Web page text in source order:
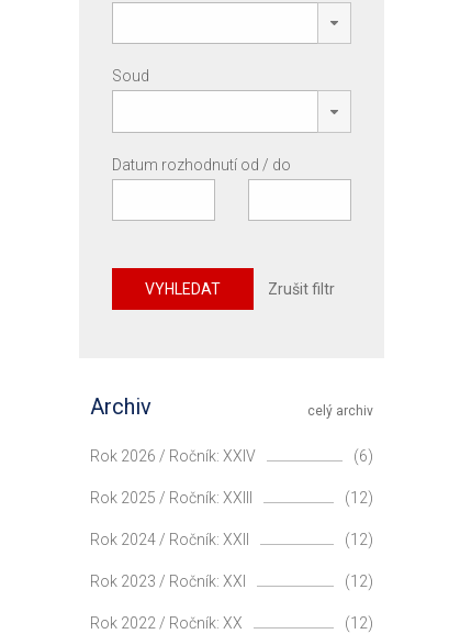
Soud
Datum rozhodnutí od / do
VYHLEDAT Zrušit filtr
celý archiv
Archiv
Rok 2026 / Ročník: XXIV (6)
Rok 2025 / Ročník: XXIII (12)
Rok 2024 / Ročník: XXII (12)
Rok 2023 / Ročník: XXI (12)
Rok 2022 / Ročník: XX (12)